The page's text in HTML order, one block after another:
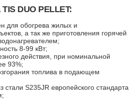
DUO PELLET:
для обогрева жилых и
а так же приготовления горячей
8-99 кВт;
действия, при номинальной
93%;
топлива в подающем
стали S235JR европейского стандарта